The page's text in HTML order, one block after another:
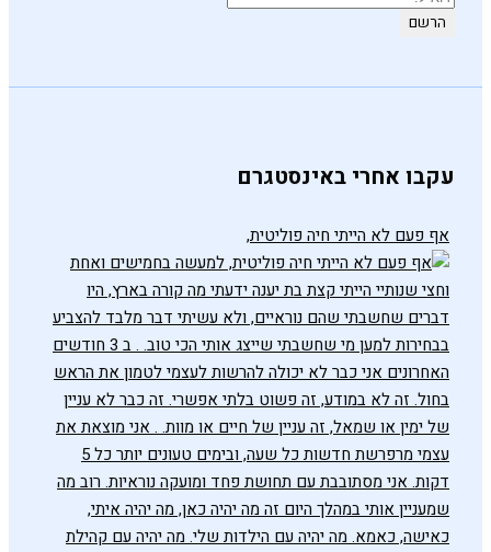
עקבו אחרי באינסטגרם
אף פעם לא הייתי חיה פוליטית,